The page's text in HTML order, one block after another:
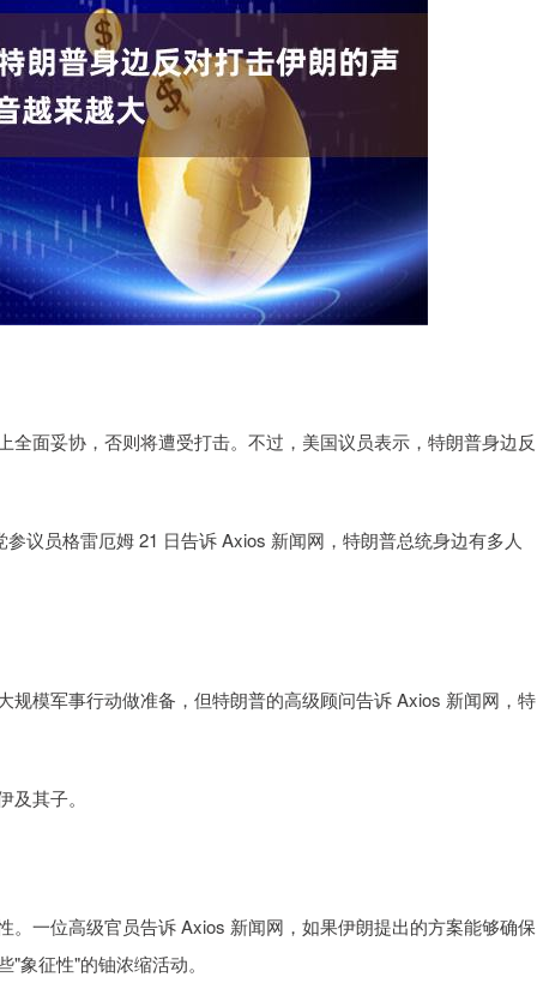
面妥协，否则将遭受打击。不过，美国议员表示，特朗普身边反
议员格雷厄姆 21 日告诉 Axios 新闻网，特朗普总统身边有多人
规模军事行动做准备，但特朗普的高级顾问告诉 Axios 新闻网，特
其子。
一位高级官员告诉 Axios 新闻网，如果伊朗提出的方案能够确保
象征性"的铀浓缩活动。